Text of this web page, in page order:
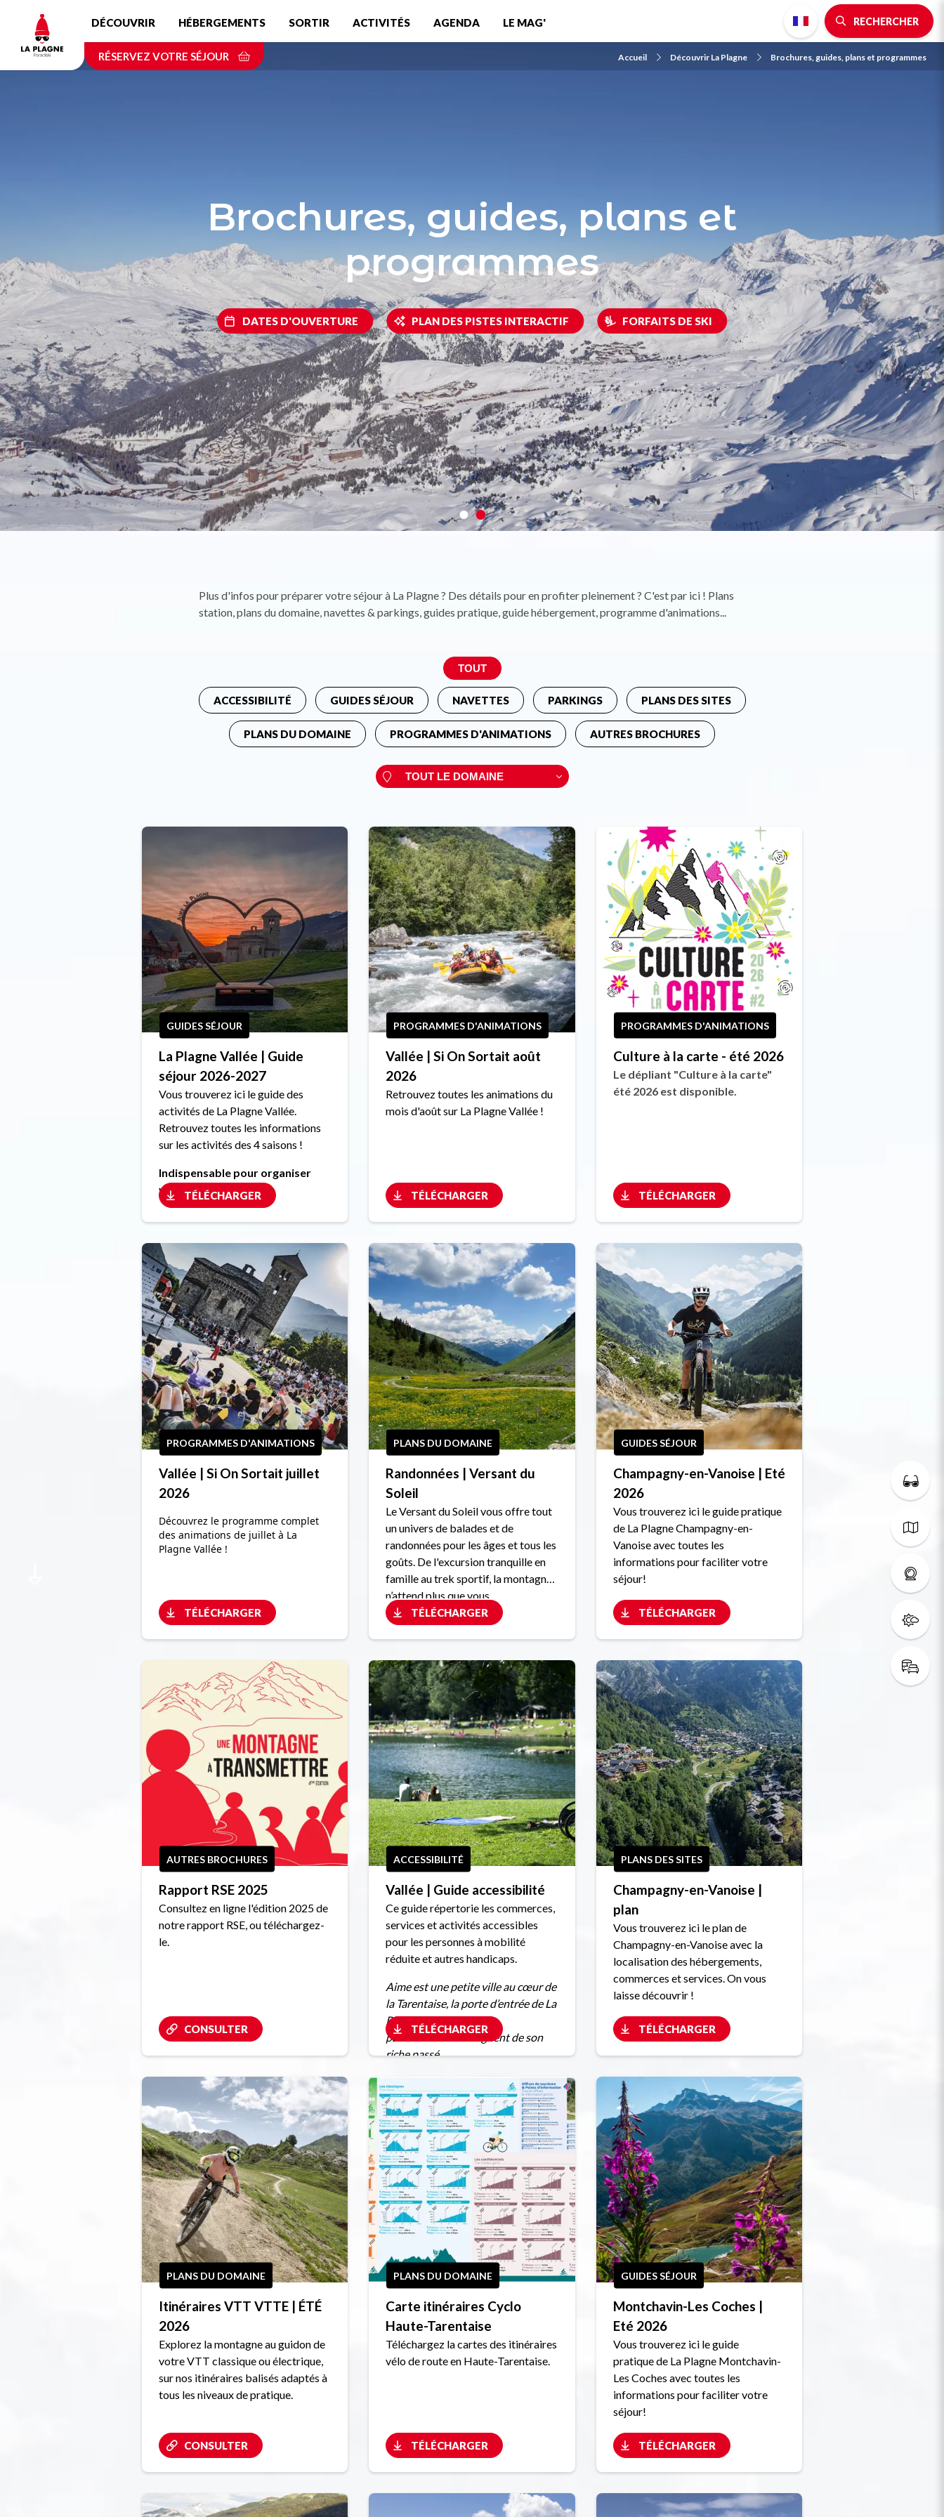
contenu
principal
DÉCOUVRIR HÉBERGEMENTS SORTIR ACTIVITÉS AGENDA LE MAG' RECHERCHER
RÉSERVEZ VOTRE SÉJOUR Accueil Découvrir La Plagne Brochures, guides, plans et programmes
Brochures, guides, plans et
programmes
DATES D'OUVERTURE PLAN DES PISTES INTERACTIF FORFAITS DE SKI
Plus d'infos pour préparer votre séjour à La Plagne ? Des détails pour en profiter pleinement ? C'est par ici ! Plans
station, plans du domaine, navettes & parkings, guides pratique, guide hébergement, programme d'animations...
ACCESSIBILITÉ GUIDES SÉJOUR NAVETTES PARKINGS PLANS DES SITES
PLANS DU DOMAINE PROGRAMMES D'ANIMATIONS AUTRES BROCHURES
GUIDES SÉJOUR
La Plagne Vallée | Guide
séjour 2026-2027
Vous trouverez ici le guide des
activités de La Plagne Vallée.
Retrouvez toutes les informations
sur les activités des 4 saisons !
Indispensable pour organiser
votre séjour !
TÉLÉCHARGER
PROGRAMMES D'ANIMATIONS
Vallée | Si On Sortait août
2026
Retrouvez toutes les animations du
mois d'août sur La Plagne Vallée !
TÉLÉCHARGER
PROGRAMMES D'ANIMATIONS
Culture à la carte - été 2026
Le dépliant "Culture à la carte"
été 2026 est disponible.
TÉLÉCHARGER
PROGRAMMES D'ANIMATIONS
Vallée | Si On Sortait juillet
2026
Découvrez le programme complet
des animations de juillet à La
Plagne Vallée !
TÉLÉCHARGER
PLANS DU DOMAINE
Randonnées | Versant du
Soleil
Le Versant du Soleil vous offre tout
un univers de balades et de
randonnées pour les âges et tous les
goûts. De l'excursion tranquille en
famille au trek sportif, la montagne
n’attend plus que vous.
TÉLÉCHARGER
GUIDES SÉJOUR
Champagny-en-Vanoise | Eté
2026
Vous trouverez ici le guide pratique
de La Plagne Champagny-en-
Vanoise avec toutes les
informations pour faciliter votre
séjour!
TÉLÉCHARGER
AUTRES BROCHURES
Rapport RSE 2025
Consultez en ligne l'édition 2025 de
notre rapport RSE, ou téléchargez-
le.
CONSULTER
ACCESSIBILITÉ
Vallée | Guide accessibilité
Ce guide répertorie les commerces,
services et activités accessibles
pour les personnes à mobilité
réduite et autres handicaps.
Aime est une petite ville au cœur de
la Tarentaise, la porte d’entrée de La
Plagne. Différents sites
patrimoniaux témoignent de son
riche passé.
voyage dans le temps. Activités à
sensations, moment de détente,
découverte de la ville ou des
villages perchés, il y en a pour tous
les goûts !
TÉLÉCHARGER
PLANS DES SITES
Champagny-en-Vanoise |
plan
Vous trouverez ici le plan de
Champagny-en-Vanoise avec la
localisation des hébergements,
commerces et services. On vous
laisse découvrir !
TÉLÉCHARGER
PLANS DU DOMAINE
Itinéraires VTT VTTE | ÉTÉ
2026
Explorez la montagne au guidon de
votre VTT classique ou électrique,
sur nos itinéraires balisés adaptés à
tous les niveaux de pratique.
CONSULTER
PLANS DU DOMAINE
Carte itinéraires Cyclo
Haute-Tarentaise
Téléchargez la cartes des itinéraires
vélo de route en Haute-Tarentaise.
TÉLÉCHARGER
GUIDES SÉJOUR
Montchavin-Les Coches |
Eté 2026
Vous trouverez ici le guide
pratique de La Plagne Montchavin-
Les Coches avec toutes les
informations pour faciliter votre
séjour!
TÉLÉCHARGER